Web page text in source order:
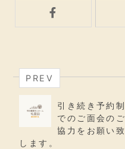
PREV
引き続き予約制
でのご面会のご
協力をお願い致
します。